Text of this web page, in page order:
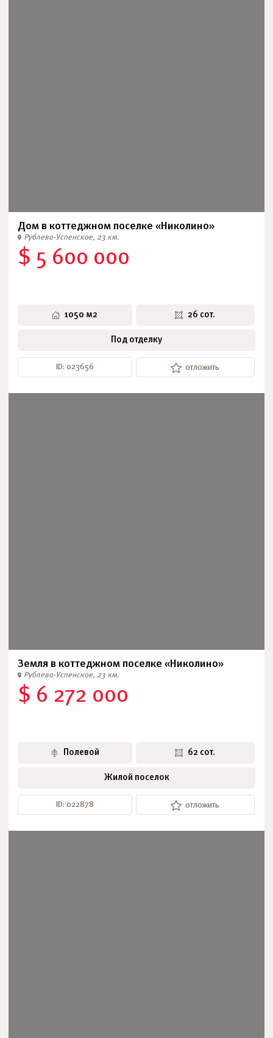
Дом в коттеджном поселке «Николино»
Рублево-Успенское, 23 км.
$ 5 600 000
1050 м2 26 сот.
Под отделку
ID: 023656 отложить
Земля в коттеджном поселке «Николино»
Рублево-Успенское, 23 км.
$ 6 272 000
Полевой 62 сот.
Жилой поселок
ID: 022878 отложить